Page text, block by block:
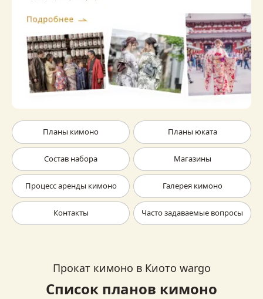
Планы кимоно Планы юката
Состав набора Магазины
Процесс аренды кимоно Галерея кимоно
Контакты Часто задаваемые вопросы
Прокат кимоно в Киото wargo
Список планов кимоно